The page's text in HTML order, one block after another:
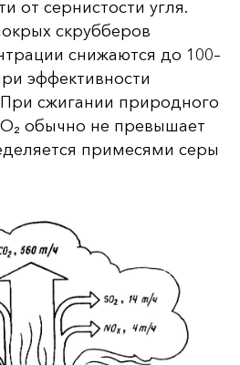
от сернистости угля.
скрубберов
снижаются до 100–
эффективности
При сжигании природного
обычно не превышает
примесями серы